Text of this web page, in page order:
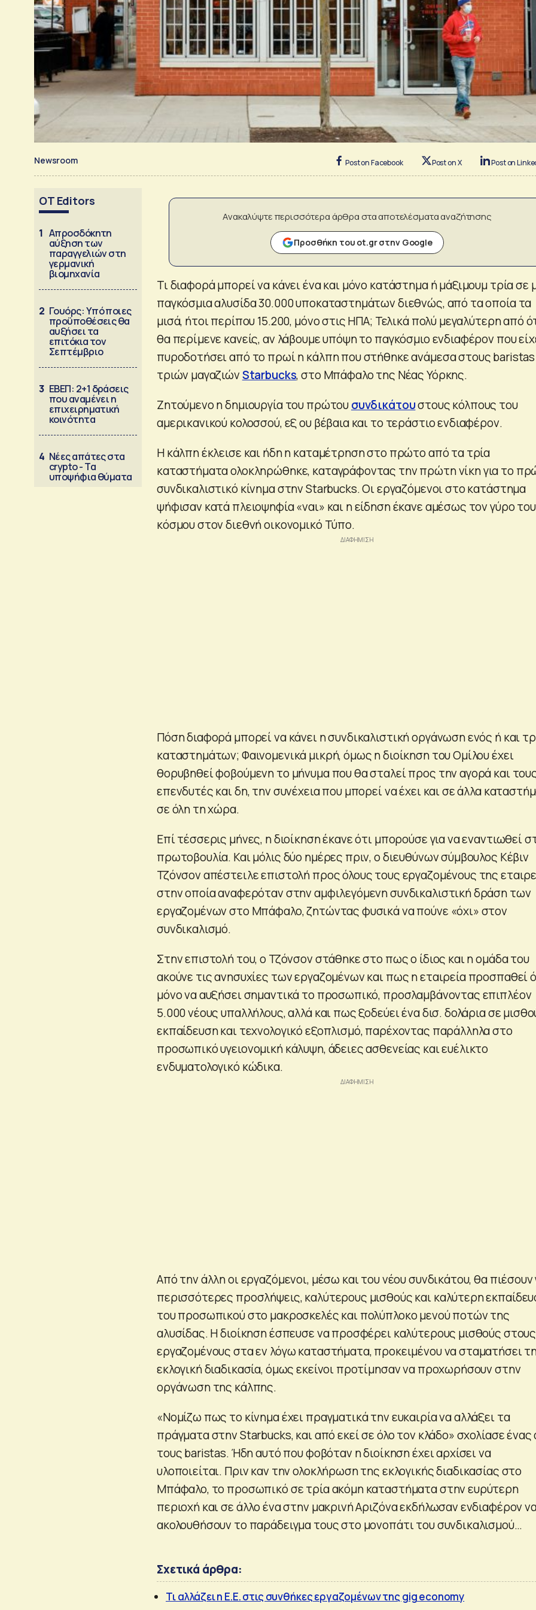
Newsroom Post on Facebook Post on X Post on
OT Editors
1 Απροσδόκητη
αύξηση των
παραγγελιών στη
γερμανική
βιομηχανία
2 Γουόρς: Υπό ποιες
προϋποθέσεις θα
αυξήσει τα
επιτόκια τον
Σεπτέμβριο
3 ΕΒΕΠ: 2+1 δράσεις
που αναμένει η
επιχειρηματική
κοινότητα
4 Νέες απάτες στα
crypto - Τα
υποψήφια θύματα
Ανακαλύψτε περισσότερα άρθρα στα αποτελέσματα αναζήτησης
Προσθήκη του ot.gr στην Google
Τι διαφορά μπορεί να κάνει ένα και μόνο κατάστημα ή μάξιμουμ τρία σε
παγκόσμια αλυσίδα 30.000 υποκαταστημάτων διεθνώς, από τα οποία τα
μισά, ήτοι περίπου 15.200, μόνο στις ΗΠΑ; Τελικά πολύ μεγαλύτερη από
θα περίμενε κανείς, αν λάβουμε υπόψη το παγκόσμιο ενδιαφέρον που
πυροδοτήσει από το πρωί η κάλπη που στήθηκε ανάμεσα στους baristas
τριών μαγαζιώνStarbucks, στο Μπάφαλο της Νέας Υόρκης.
Ζητούμενο η δημιουργία του πρώτουσυνδικάτουστους κόλπους του
αμερικανικού κολοσσού, εξ ου βέβαια και το τεράστιο ενδιαφέρον.
Η κάλπη έκλεισε και ήδη η καταμέτρηση στο πρώτο από τα τρία
καταστήματα ολοκληρώθηκε, καταγράφοντας την πρώτη νίκη για το
συνδικαλιστικό κίνημα στην Starbucks. Οι εργαζόμενοι στο κατάστημα
ψήφισαν κατά πλειοψηφία «ναι» και η είδηση έκανε αμέσως τον γύρο του
κόσμου στον διεθνή οικονομικό Τύπο.
Πόση διαφορά μπορεί να κάνει η συνδικαλιστική οργάνωση ενός ή και
καταστημάτων; Φαινομενικά μικρή, όμως η διοίκηση του Ομίλου έχει
θορυβηθεί φοβούμενη το μήνυμα που θα σταλεί προς την αγορά και
επενδυτές και δη, την συνέχεια που μπορεί να έχει και σε άλλα
σε όλη τη χώρα.
Επί τέσσερις μήνες, η διοίκηση έκανε ότι μπορούσε για να εναντιωθεί
πρωτοβουλία. Και μόλις δύο ημέρες πριν, ο διευθύνων σύμβουλος Κέβιν
Τζόνσον απέστειλε επιστολή προς όλους τους εργαζομένους της
στην οποία αναφερόταν στην αμφιλεγόμενη συνδικαλιστική δράση των
εργαζομένων στο Μπάφαλο, ζητώντας φυσικά να πούνε «όχι» στον
συνδικαλισμό.
Στην επιστολή του, ο Τζόνσον στάθηκε στο πως ο ίδιος και η ομάδα του
ακούνε τις ανησυχίες των εργαζομένων και πως η εταιρεία προσπαθεί
μόνο να αυξήσει σημαντικά το προσωπικό, προσλαμβάνοντας επιπλέον
5.000 νέους υπαλλήλους, αλλά και πως ξοδεύει ένα δισ. δολάρια σε
εκπαίδευση και τεχνολογικό εξοπλισμό, παρέχοντας παράλληλα στο
προσωπικό υγειονομική κάλυψη, άδειες ασθενείας και ευέλικτο
ενδυματολογικό κώδικα.
Από την άλλη οι εργαζόμενοι, μέσω και του νέου συνδικάτου, θα πιέσουν
περισσότερες προσλήψεις, καλύτερους μισθούς και καλύτερη
του προσωπικού στο μακροσκελές και πολύπλοκο μενού ποτών της
αλυσίδας. Η διοίκηση έσπευσε να προσφέρει καλύτερους μισθούς στους
εργαζομένους στα εν λόγω καταστήματα, προκειμένου να σταματήσει
εκλογική διαδικασία, όμως εκείνοι προτίμησαν να προχωρήσουν στην
οργάνωση της κάλπης.
«Νομίζω πως το κίνημα έχει πραγματικά την ευκαιρία να αλλάξει τα
πράγματα στην Starbucks, και από εκεί σε όλο τον κλάδο» σχολίασε
τους baristas. Ήδη αυτό που φοβόταν η διοίκηση έχει αρχίσει να
υλοποιείται. Πριν καν την ολοκλήρωση της εκλογικής διαδικασίας στο
Μπάφαλο, το προσωπικό σε τρία ακόμη καταστήματα στην ευρύτερη
περιοχή και σε άλλο ένα στην μακρινή Αριζόνα εκδήλωσαν ενδιαφέρον
ακολουθήσουν το παράδειγμα τους στο μονοπάτι του συνδικαλισμού…
Σχετικά άρθρα:
Τι αλλάζει η Ε.Ε. στις συνθήκες εργαζομένων της gig economy